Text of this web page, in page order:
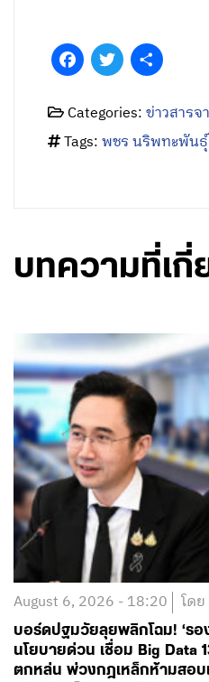
FacebookTwitter
Categories:ข่าวสาร
Tags:พชร นริพทะพันธุ์
บทความที่เกี่
August 6, 2026 - 18:20 โด
บอร์ดปฐมวัยลุยพลิกโฉม! ‘ร
นโยบายด่วน เชื่อม Big Data
ตกหล่น พ่วงกฎเหล็กห้ามสอบ